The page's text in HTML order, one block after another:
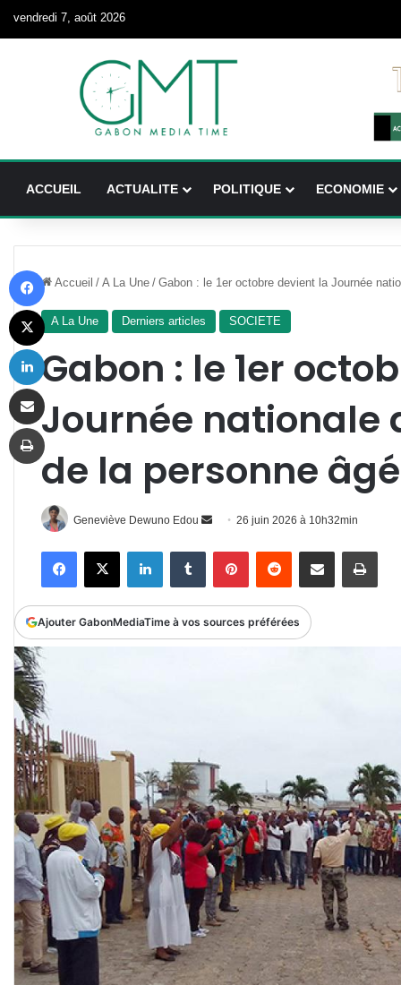
vendredi 7, août 2026
ACCUEIL ACTUALITE POLITIQUE ECONOMIE
Accueil / A La Une / Gabon : le 1er octobre devient la Journée
A La Une Derniers articles SOCIETE
Gabon : le 1er
Journée nationale
de la personne
Geneviève Dewuno Edou
Envoyer
courriel
26 juin 2026 à 10h32min
FacebookX LinkedinTumblr PinterestReddit Partager par email
Ajouter GabonMediaTime à vos sources préférées
X
Imprimer